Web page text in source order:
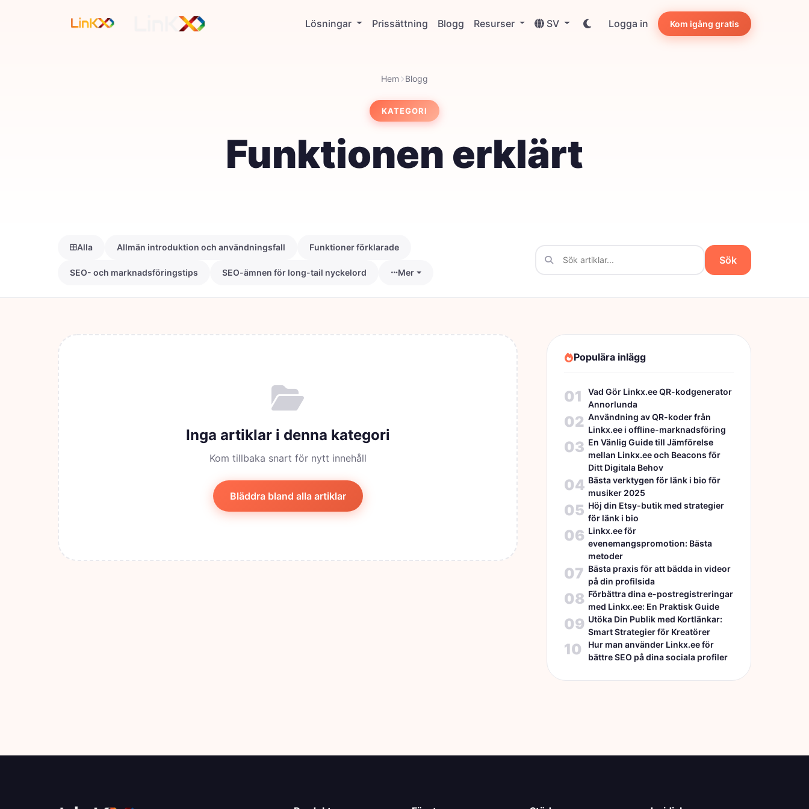
Lösningar Prissättning Blogg Resurser SV Logga in Kom igång gratis
Hem Blogg
KATEGORI
Funktionen erklärt
Alla Allmän introduktion och användningsfall Funktioner förklarade
SEO- och marknadsföringstips SEO-ämnen för long-tail nyckelord Mer
Sök
Inga artiklar i denna kategori
Kom tillbaka snart för nytt innehåll
Bläddra bland alla artiklar
Populära inlägg
01
Vad Gör Linkx.ee QR-kodgenerator
Annorlunda
02 Användning av QR-koder från
Linkx.ee i offline-marknadsföring
03 En Vänlig Guide till Jämförelse
mellan Linkx.ee och Beacons för
Ditt Digitala Behov
04 Bästa verktygen för länk i bio för
musiker 2025
05 Höj din Etsy-butik med strategier
för länk i bio
06 Linkx.ee för
evenemangspromotion: Bästa
metoder
07 Bästa praxis för att bädda in videor
på din profilsida
08 Förbättra dina e-postregistreringar
med Linkx.ee: En Praktisk Guide
09 Utöka Din Publik med Kortlänkar:
Smart Strategier för Kreatörer
10
Hur man använder Linkx.ee för
bättre SEO på dina sociala profiler